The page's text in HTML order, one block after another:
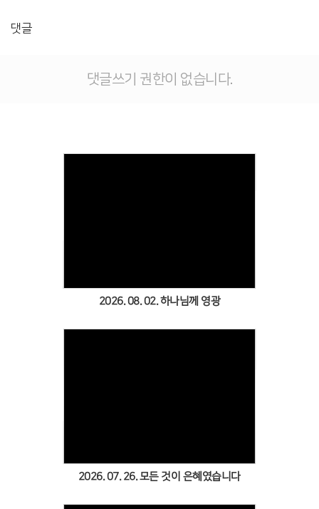
댓글
댓글쓰기 권한이 없습니다.
2026. 08. 02. 하나님께 영광
2026. 07. 26. 모든 것이 은혜였습니다